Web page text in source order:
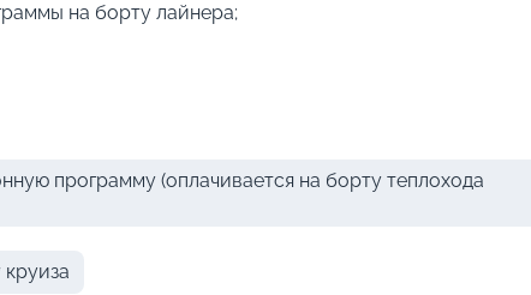
на борту лайнера;
программу (оплачивается на борту теплохода